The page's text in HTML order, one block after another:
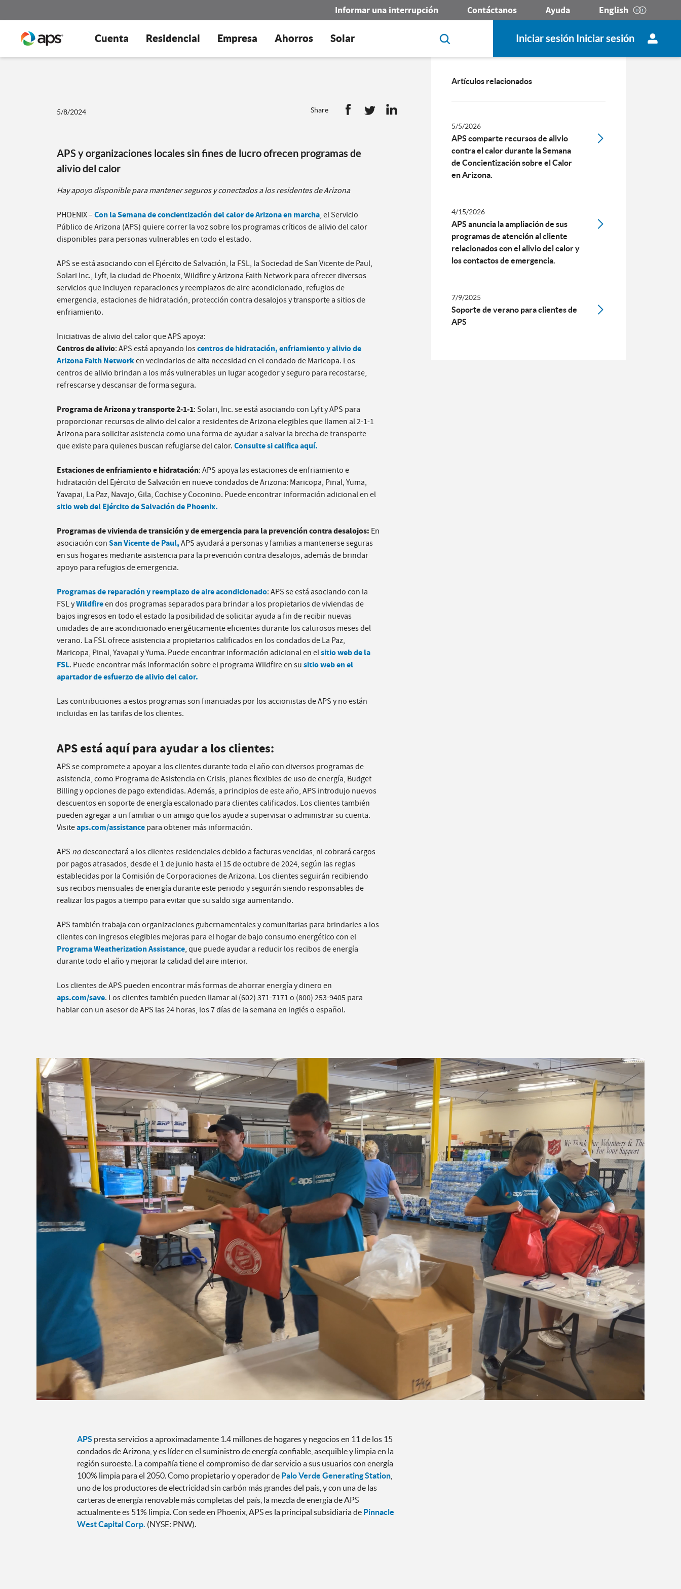
Informar una interrupción Contáctanos Ayuda English
Cuenta Residencial Empresa Ahorros Solar Iniciar sesión Iniciar sesión
5/8/2024 Share
APS y organizaciones locales sin fines de lucro ofrecen programas de
alivio del calor
Hay apoyo disponible para mantener seguros y conectados a los residentes de Arizona
PHOENIX – Con la Semana de concientización del calor de Arizona en marcha, el Servicio
Público de Arizona (APS) quiere correr la voz sobre los programas críticos de alivio del calor
disponibles para personas vulnerables en todo el estado.
APS se está asociando con el Ejército de Salvación, la FSL, la Sociedad de San Vicente de Paul,
Solari Inc., Lyft, la ciudad de Phoenix, Wildfire y Arizona Faith Network para ofrecer diversos
servicios que incluyen reparaciones y reemplazos de aire acondicionado, refugios de
emergencia, estaciones de hidratación, protección contra desalojos y transporte a sitios de
enfriamiento.
Iniciativas de alivio del calor que APS apoya:
Centros de alivio: APS está apoyando loscentros de hidratación, enfriamiento y alivio de
Arizona Faith Networken vecindarios de alta necesidad en el condado de Maricopa. Los
centros de alivio brindan a los más vulnerables un lugar acogedor y seguro para recostarse,
refrescarse y descansar de forma segura.
Programa de Arizona y transporte 2-1-1: Solari, Inc. se está asociando con Lyft y APS para
proporcionar recursos de alivio del calor a residentes de Arizona elegibles que llamen al 2-1-1
Arizona para solicitar asistencia como una forma de ayudar a salvar la brecha de transporte
que existe para quienes buscan refugiarse del calor. Consulte si califica aquí.
Estaciones de enfriamiento e hidratación: APS apoya las estaciones de enfriamiento e
hidratación del Ejército de Salvación en nueve condados de Arizona: Maricopa, Pinal, Yuma,
Yavapai, La Paz, Navajo, Gila, Cochise y Coconino. Puede encontrar información adicional en el
sitio web del Ejército de Salvación de Phoenix.
Programas de vivienda de transición y de emergencia para la prevención contra desalojos: En
asociación con San Vicente de Paul, APS ayudará a personas y familias a mantenerse seguras
en sus hogares mediante asistencia para la prevención contra desalojos, además de brindar
apoyo para refugios de emergencia.
Programas de reparación y reemplazo de aire acondicionado: APS se está asociando con la
FSL yWildfireen dos programas separados para brindar a los propietarios de viviendas de
bajos ingresos en todo el estado la posibilidad de solicitar ayuda a fin de recibir nuevas
unidades de aire acondicionado energéticamente eficientes durante los calurosos meses del
verano. La FSL ofrece asistencia a propietarios calificados en los condados de La Paz,
Maricopa, Pinal, Yavapai y Yuma. Puede encontrar información adicional en elsitio web de la
FSL. Puede encontrar más información sobre el programa Wildfire en su sitio web en el
apartador de esfuerzo de alivio del calor.
Las contribuciones a estos programas son financiadas por los accionistas de APS y no están
incluidas en las tarifas de los clientes.
APS está aquí para ayudar a los clientes:
APS se compromete a apoyar a los clientes durante todo el año con diversos programas de
asistencia, como Programa de Asistencia en Crisis, planes flexibles de uso de energía, Budget
Billing y opciones de pago extendidas. Además, a principios de este año, APS introdujo nuevos
descuentos en soporte de energía escalonado para clientes calificados. Los clientes también
pueden agregar a un familiar o un amigo que los ayude a supervisar o administrar su cuenta.
Visiteaps.com/assistance para obtener más información.
APS nodesconectará a los clientes residenciales debido a facturas vencidas, ni cobrará cargos
por pagos atrasados, desde el 1 de junio hasta el 15 de octubre de 2024, según las reglas
establecidas por la Comisión de Corporaciones de Arizona. Los clientes seguirán recibiendo
sus recibos mensuales de energía durante este periodo y seguirán siendo responsables de
realizar los pagos a tiempo para evitar que su saldo siga aumentando.
APS también trabaja con organizaciones gubernamentales y comunitarias para brindarles a los
clientes con ingresos elegibles mejoras para el hogar de bajo consumo energético con el
Programa Weatherization Assistance, que puede ayudar a reducir los recibos de energía
durante todo el año y mejorar la calidad del aire interior.
Los clientes de APS pueden encontrar más formas de ahorrar energía y dinero en
aps.com/save. Los clientes también pueden llamar al (602) 371-7171 o (800) 253-9405 para
hablar con un asesor de APS las 24 horas, los 7 días de la semana en inglés o español.
APS presta servicios a aproximadamente 1.4 millones de hogares y negocios en 11 de los 15
condados de Arizona, y es líder en el suministro de energía confiable, asequible y limpia en la
región suroeste. La compañía tiene el compromiso de dar servicio a sus usuarios con energía
100% limpia para el 2050. Como propietario y operador de Palo Verde Generating Station
uno de los productores de electricidad sin carbón más grandes del país, y con una de las
carteras de energía renovable más completas del país, la mezcla de energía de APS
actualmente es 51% limpia. Con sede en Phoenix, APS es la principal subsidiaria de Pinnacle
West Capital Corp. (NYSE: PNW).
Artículos relacionados
5/5/2026
APS comparte recursos de alivio
contra el calor durante la Semana
de Concientización sobre el Calor
en Arizona.
4/15/2026
APS anuncia la ampliación de sus
programas de atención al cliente
relacionados con el alivio del calor y
los contactos de emergencia.
7/9/2025
Soporte de verano para clientes de
APS